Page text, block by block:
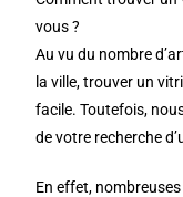
vous ?
Au vu du nombre
la ville, trouver un
facile. Toutefois,
de votre recherche
En effet,